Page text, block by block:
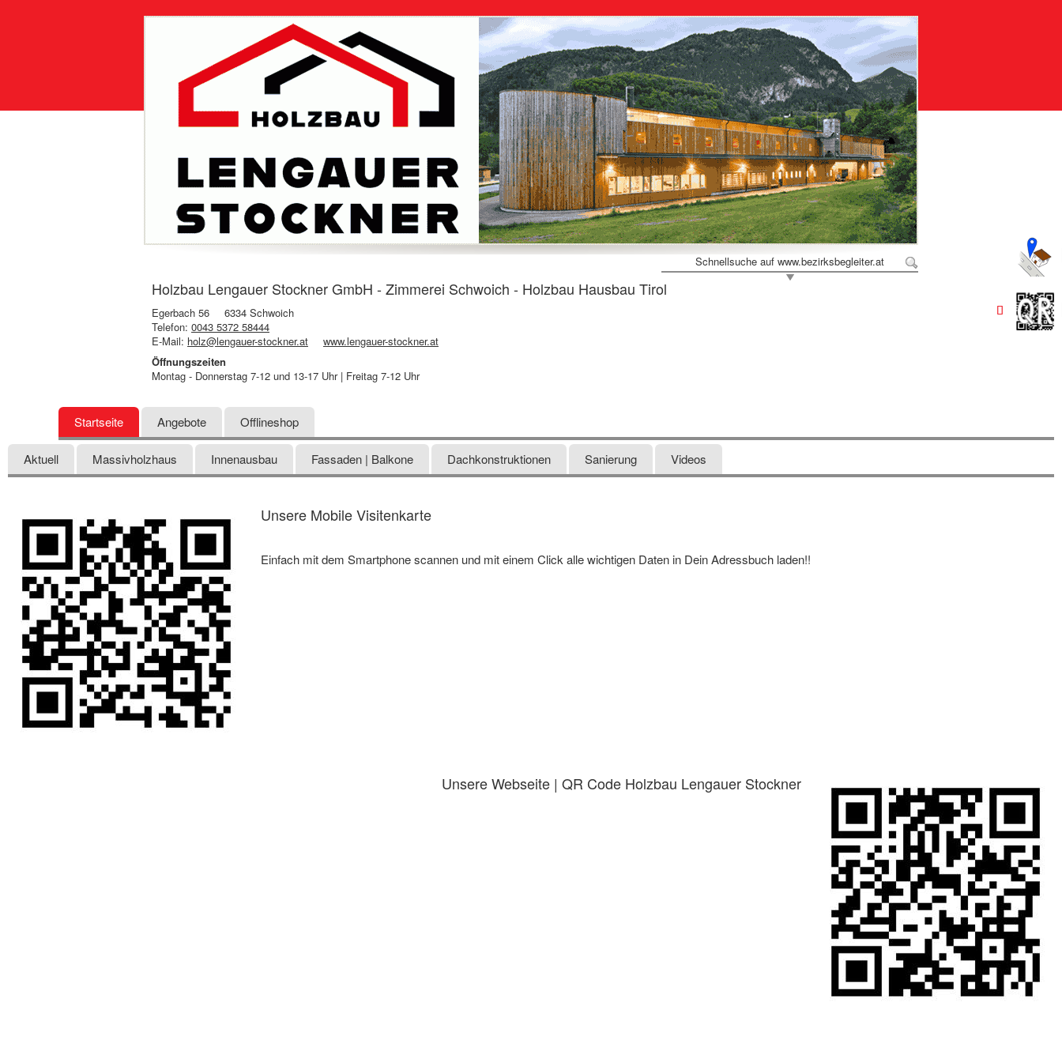
Schnellsuche auf www.bezirksbegleiter.at
Holzbau Lengauer Stockner GmbH - Zimmerei Schwoich - Holzbau Hausbau Tirol
Egerbach 56
6334 Schwoich
Telefon: 0043 5372 58444
E-Mail: holz@lengauer-stockner.at
www.lengauer-stockner.at
Öffnungszeiten
Montag - Donnerstag 7-12 und 13-17 Uhr | Freitag 7-12 Uhr
Startseite Angebote Offlineshop
Aktuell Massivholzhaus Innenausbau Fassaden | Balkone Dachkonstruktionen Sanierung Videos
Unsere Mobile Visitenkarte
Einfach mit dem Smartphone scannen und mit einem Click alle wichtigen Daten in Dein Adressbuch laden!!
Unsere Webseite | QR Code Holzbau Lengauer Stockner